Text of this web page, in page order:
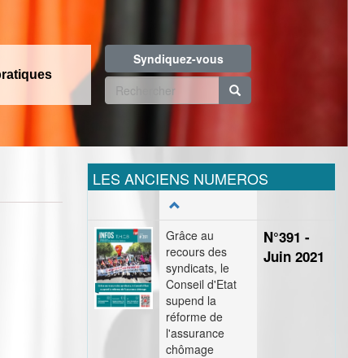
Syndiquez-vous
Formulaire
recherche
LES ANCIENS NUMEROS
Grâce au
recours des
syndicats, le
Conseil d'Etat
supend la
réforme de
l'assurance
chômage
N°391 -
Juin 2021